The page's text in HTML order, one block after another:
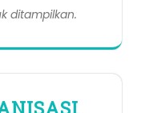
ditampilkan.